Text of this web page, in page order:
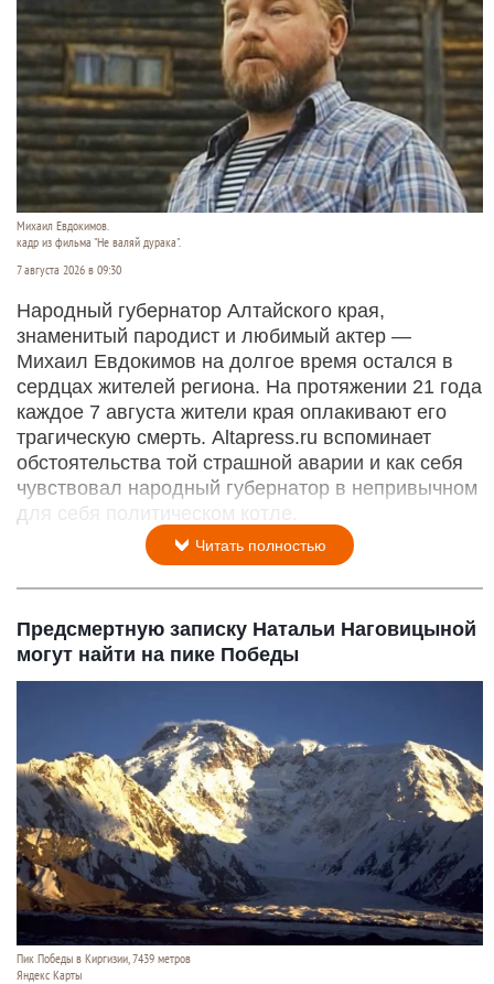
Михаил Евдокимов.
кадр из фильма "Не валяй дурака".
7 августа 2026 в 09:30
Народный губернатор Алтайского края,
знаменитый пародист и любимый актер —
Михаил Евдокимов на долгое время остался в
сердцах жителей региона. На протяжении 21 года
каждое 7 августа жители края оплакивают его
трагическую смерть. Altapress.ru вспоминает
обстоятельства той страшной аварии и как себя
чувствовал народный губернатор в непривычном
для себя политическом котле.
Читать полностью
Предсмертную записку Натальи Наговицыной
могут найти на пике Победы
Пик Победы в Киргизии, 7439 метров
Яндекс Карты